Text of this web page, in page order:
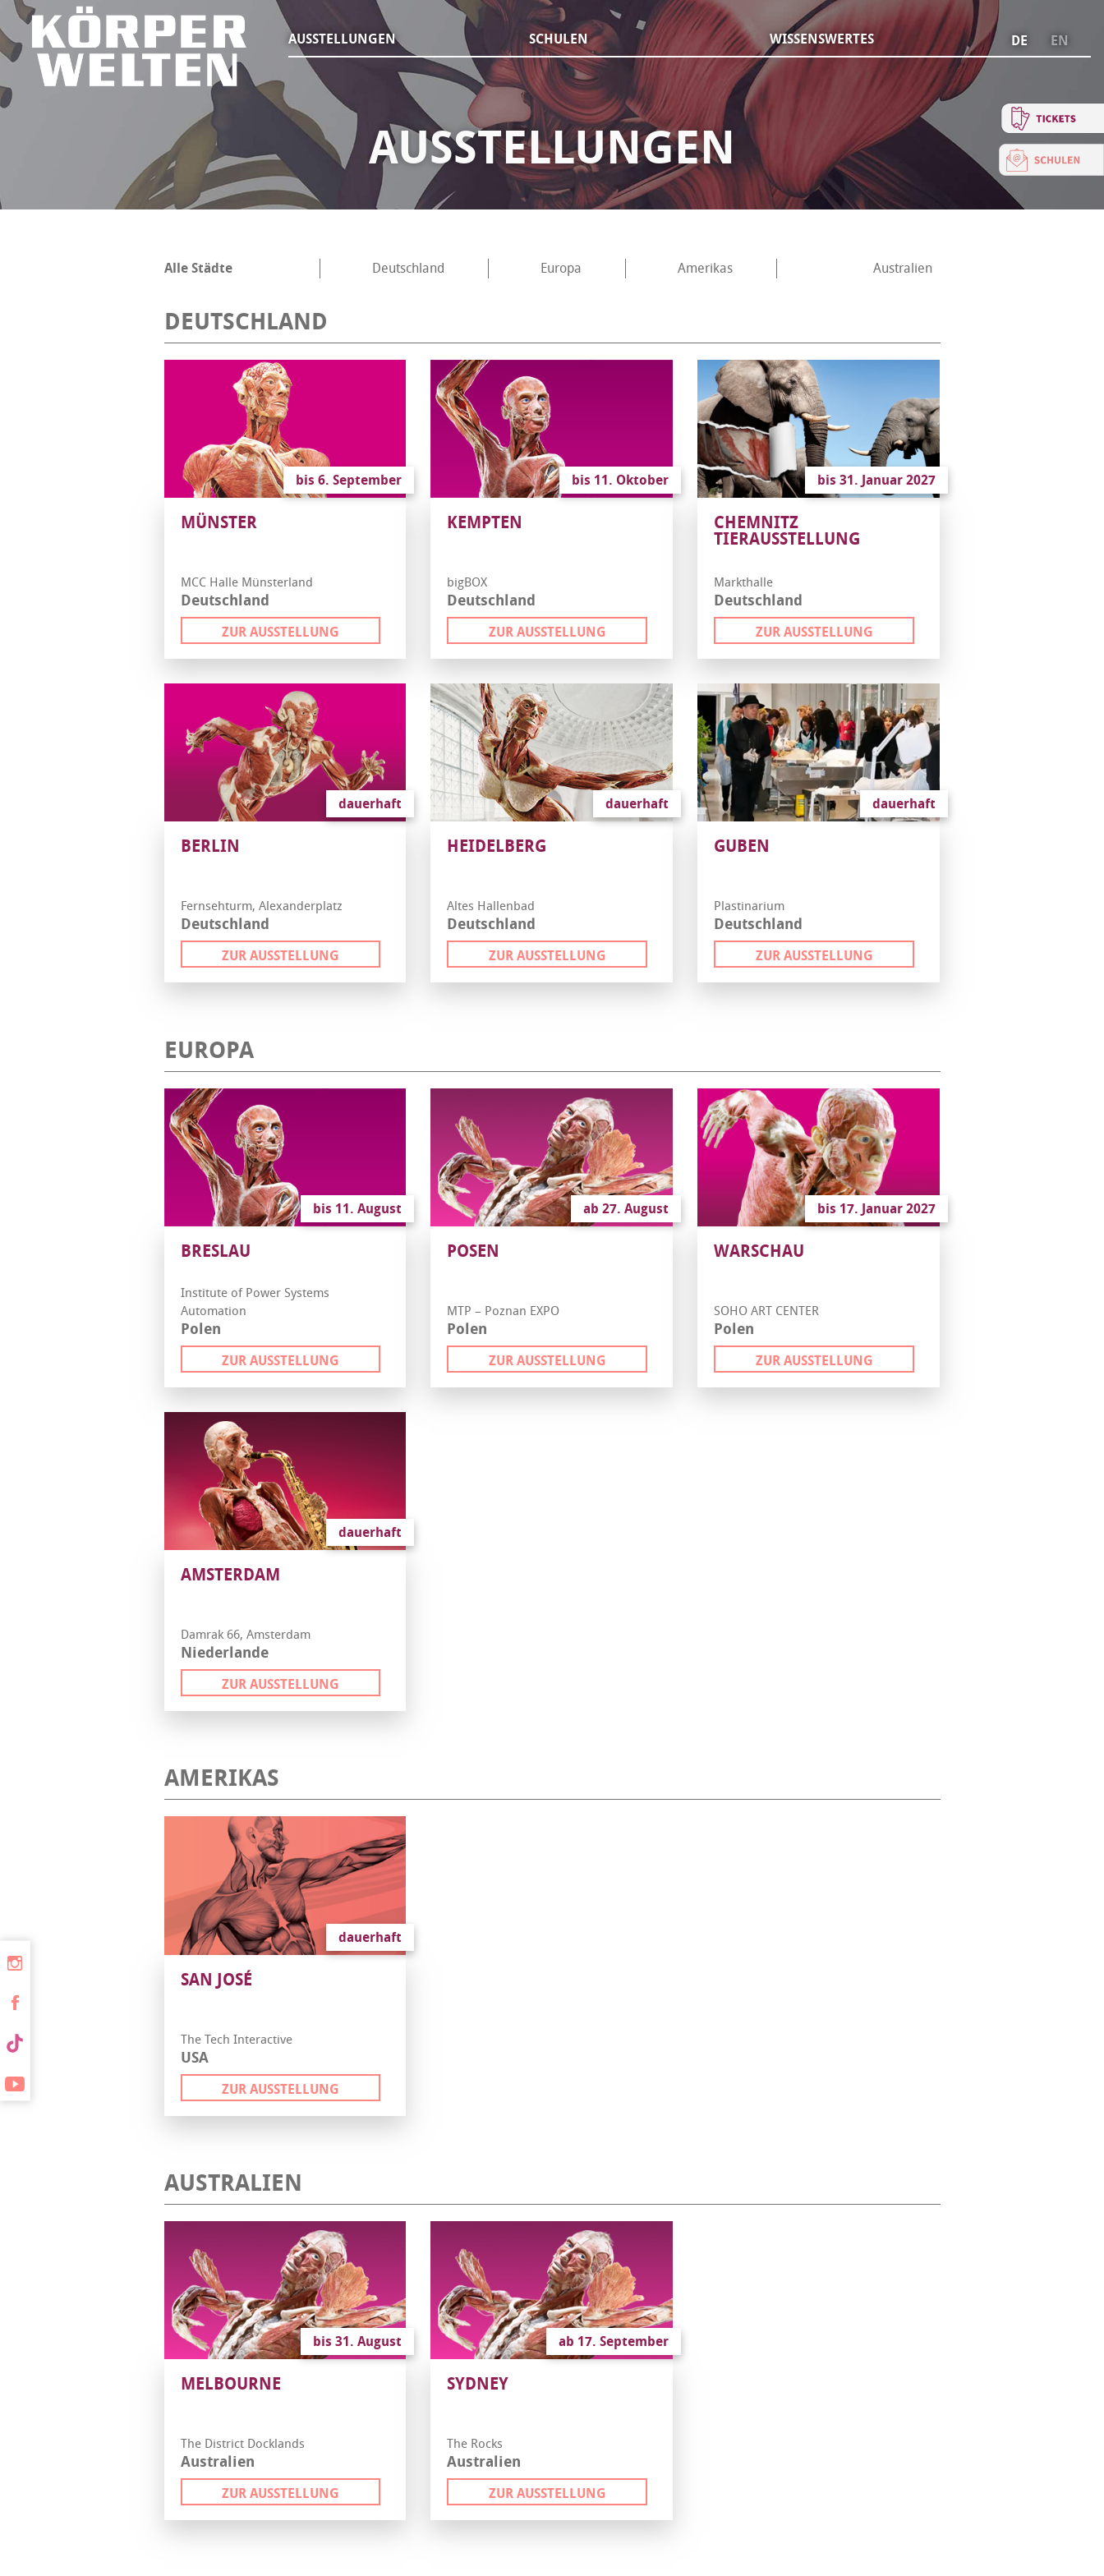
AUSSTELLUNGEN SCHULEN WISSENSWERTES DE EN
AUSSTELLUNGEN
Alle Städte Deutschland Europa Amerikas Australien
DEUTSCHLAND
bis 6. September
MÜNSTER
MCC Halle Münsterland
Deutschland
ZUR AUSSTELLUNG
bis 11. Oktober
KEMPTEN
bigBOX
Deutschland
ZUR AUSSTELLUNG
bis 31. Januar 2027
CHEMNITZ
TIERAUSSTELLUNG
Markthalle
Deutschland
ZUR AUSSTELLUNG
dauerhaft
BERLIN
Fernsehturm, Alexanderplatz
Deutschland
ZUR AUSSTELLUNG
dauerhaft
HEIDELBERG
Altes Hallenbad
Deutschland
ZUR AUSSTELLUNG
dauerhaft
GUBEN
Plastinarium
Deutschland
ZUR AUSSTELLUNG
EUROPA
bis 11. August
BRESLAU
Institute of Power Systems
Automation
Polen
ZUR AUSSTELLUNG
ab 27. August
POSEN
MTP – Poznan EXPO
Polen
ZUR AUSSTELLUNG
bis 17. Januar 2027
WARSCHAU
SOHO ART CENTER
Polen
ZUR AUSSTELLUNG
dauerhaft
AMSTERDAM
Damrak 66, Amsterdam
Niederlande
ZUR AUSSTELLUNG
AMERIKAS
dauerhaft
SAN JOSÉ
The Tech Interactive
USA
ZUR AUSSTELLUNG
AUSTRALIEN
bis 31. August
MELBOURNE
The District Docklands
Australien
ZUR AUSSTELLUNG
ab 17. September
SYDNEY
The Rocks
Australien
ZUR AUSSTELLUNG